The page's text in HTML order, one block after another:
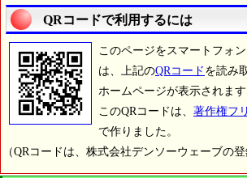
QRコードで利用するには
このページをスマートフォ
は、上記のQRコード を読み
ホームページが表示されます
このQRコードは、 著作権フ
で作りました。
（QRコードは、株式会社デンソーウェーブの登